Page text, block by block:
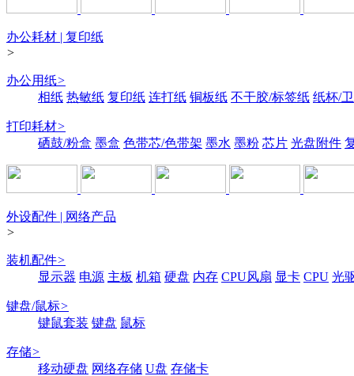
办公耗材 | 复印纸
>
办公用纸>
相纸 热敏纸 复印纸 连打纸 铜板纸 不干胶/标签纸 纸杯/
打印耗材>
硒鼓/粉盒 墨盒 色带芯/色带架 墨水 墨粉 芯片 光盘附件
外设配件 | 网络产品
>
装机配件>
显示器 电源 主板 机箱 硬盘 内存 CPU风扇 显卡 CPU 光
键盘/鼠标>
键鼠套装 键盘 鼠标
存储>
移动硬盘 网络存储 U盘 存储卡